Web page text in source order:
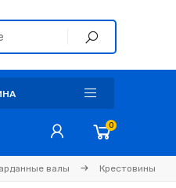
0
валы Крестовины